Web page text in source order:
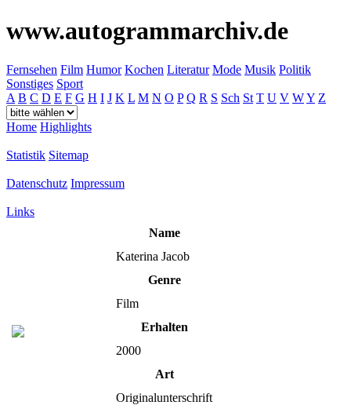
www.autogrammarchiv.de
Fernsehen Film Humor Kochen Literatur Mode Musik Politik
Sonstiges Sport
A B C D E F G H I J K L M N O P Q R S Sch St T U V WY Z
Home Highlights
Statistik Sitemap
Datenschutz Impressum
Links
Name
Katerina Jacob
Genre
Film
Erhalten
2000
Art
Originalunterschrift